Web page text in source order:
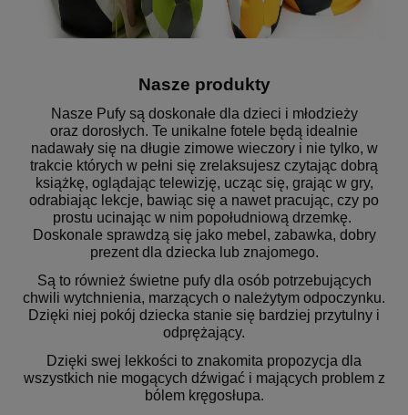
Nasze produkty
Nasze Pufy są doskonałe dla dzieci i młodzieży
oraz dorosłych. Te unikalne fotele będą idealnie
nadawały się na długie zimowe wieczory i nie tylko, w
trakcie których w pełni się zrelaksujesz czytając dobrą
książkę, oglądając telewizję, ucząc się, grając w gry,
odrabiając lekcje, bawiąc się a nawet pracując, czy po
prostu ucinając w nim popołudniową drzemkę.
Doskonale sprawdzą się jako mebel, zabawka, dobry
prezent dla dziecka lub znajomego.
Są to również świetne pufy dla osób potrzebujących
chwili wytchnienia, marzących o należytym odpoczynku.
Dzięki niej pokój dziecka stanie się bardziej przytulny i
odprężający.
Dzięki swej lekkości to znakomita propozycja dla
wszystkich nie mogących dźwigać i mających problem z
bólem kręgosłupa.